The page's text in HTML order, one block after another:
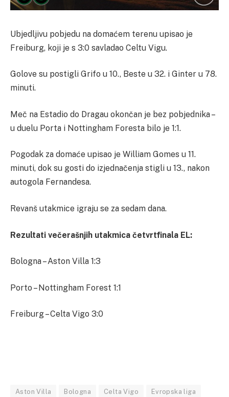
Ubjedljivu pobjedu na domaćem terenu upisao je
Freiburg, koji je s 3:0 savladao Celtu Vigu.
Golove su postigli Grifo u 10., Beste u 32. i Ginter u 78.
minuti.
Meč na Estadio do Dragau okončan je bez pobjednika –
u duelu Porta i Nottingham Foresta bilo je 1:1.
Pogodak za domaće upisao je William Gomes u 11.
minuti, dok su gosti do izjednačenja stigli u 13., nakon
autogola Fernandesa.
Revanš utakmice igraju se za sedam dana.
Rezultati večerašnjih utakmica četvrtfinala EL:
Bologna – Aston Villa 1:3
Porto – Nottingham Forest 1:1
Freiburg – Celta Vigo 3:0
Aston Villa Bologna Celta Vigo Evropska liga